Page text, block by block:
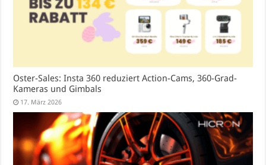
Oster-Sales: Insta 360 reduziert Action-Cams, 360-Grad-
Kameras und Gimbals
17. März 2026